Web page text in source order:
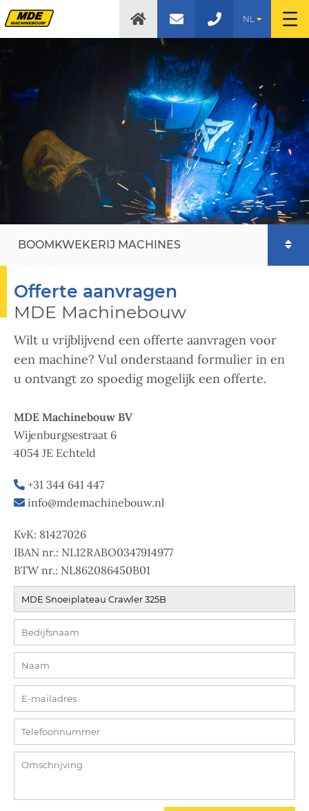
NL
BOOMKWEKERIJ MACHINES
Offerte aanvragen
MDE Machinebouw
Wilt u vrijblijvend een offerte aanvragen voor
een machine? Vul onderstaand formulier in en
u ontvangt zo spoedig mogelijk een offerte.
MDE Machinebouw BV
Wijenburgsestraat 6
4054 JE Echteld
+31 344 641 447
info@mdemachinebouw.nl
KvK: 81427026
IBAN nr.: NL12RABO0347914977
BTW nr.: NL862086450B01